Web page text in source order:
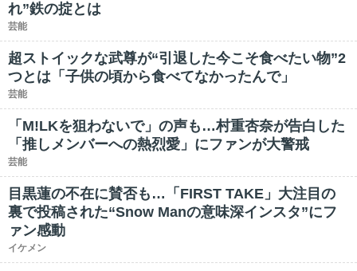
れ”鉄の掟とは
芸能
超ストイックな武尊が“引退した今こそ食べたい物”2
つとは「子供の頃から食べてなかったんで」
芸能
「M!LKを狙わないで」の声も…村重杏奈が告白した
「推しメンバーへの熱烈愛」にファンが大警戒
芸能
目黒蓮の不在に賛否も…「FIRST TAKE」大注目の
裏で投稿された“Snow Manの意味深インスタ”にフ
ァン感動
イケメン